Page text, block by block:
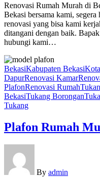
Renovasi Rumah Murah di
Bekasi bersama kami,
renovasi yang bisa kami
ditangani dengan baik.
hubungi kami…
BekasiKabupaten Bekasi
DapurRenovasi Kamar
PlafonRenovasi Rumah
BekasiTukang Borongan
Tukang
Plafon Rumah
By admin